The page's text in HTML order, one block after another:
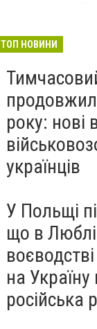
ТОП НОВИНИ
року: нові
українців
У Польщі
що в
на
російська